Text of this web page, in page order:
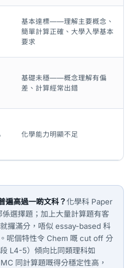
基本達標——理解主要概念、
簡單計算正確、大學入學基本
要求
基礎未穩——概念理解有偏
差、計算經常出錯
化學能力明顯不足
高過一啲文科？化學科 Paper
選擇題；加上大量計算題有客
攞滿分，唔似 essay-based 科
呢個特性令 Chem 嘅 cut off 分
L4-5）傾向比同類理科如
同計算題嘅得分穩定性高，